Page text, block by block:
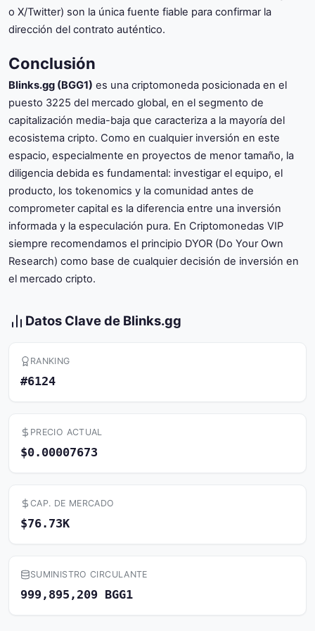
o X/Twitter) son la única fuente fiable para confirmar la
dirección del contrato auténtico.
Conclusión
Blinks.gg (BGG1) es una criptomoneda posicionada en el
puesto 3225 del mercado global, en el segmento de
capitalización media-baja que caracteriza a la mayoría del
ecosistema cripto. Como en cualquier inversión en este
espacio, especialmente en proyectos de menor tamaño, la
diligencia debida es fundamental: investigar el equipo, el
producto, los tokenomics y la comunidad antes de
comprometer capital es la diferencia entre una inversión
informada y la especulación pura. En Criptomonedas VIP
siempre recomendamos el principio DYOR (Do Your Own
Research) como base de cualquier decisión de inversión en
el mercado cripto.
Datos Clave de Blinks.gg
RANKING
#6124
PRECIO ACTUAL
$0.00007673
CAP. DE MERCADO
$76.73K
SUMINISTRO CIRCULANTE
999,895,209 BGG1